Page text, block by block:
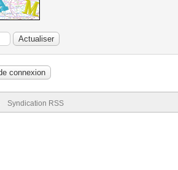
Syndication RSS